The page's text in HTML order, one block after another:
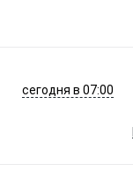
сегодня в 07:00